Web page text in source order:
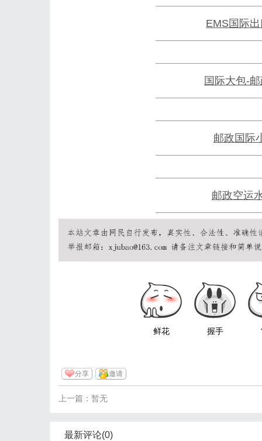
EMS国际
国际大包-
邮政国际
邮政空运
鲜花 握手
分享 邀请
上一篇：暂无
最新评论(0)